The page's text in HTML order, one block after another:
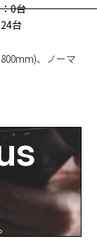
：0台
台
、ノーマ